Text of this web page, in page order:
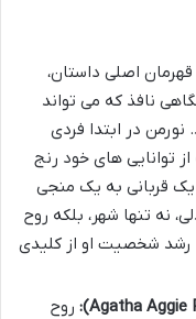
قهرمان اصلی داستان،
نگاهی نافذ که می تواند
در ابتدا فردی
توانایی های خود رنج
یک قربانی به یک منجی
نه تنها شهر، بلکه روح
رشد شخصیت او از کلیدی
روح